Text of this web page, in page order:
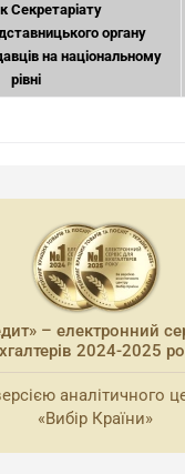
Секретаріату
органу
на національному
рівні
– електронний
2024-2025
аналітичного
«Вибір Країни»